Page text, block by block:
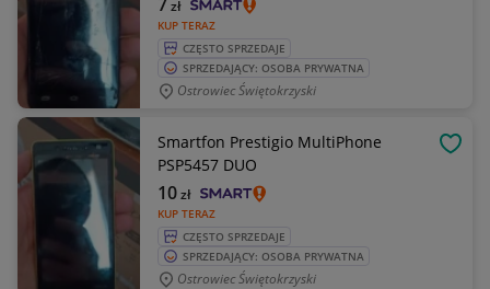
KUP TERAZ
zł
CZĘSTO SPRZEDAJE
SPRZEDAJĄCY: OSOBA PRYWATNA
Ostrowiec Świętokrzyski
Smartfon Prestigio MultiPhone
PSP5457 DUO
KUP TERAZ
10zł
CZĘSTO SPRZEDAJE
SPRZEDAJĄCY: OSOBA PRYWATNA
Ostrowiec Świętokrzyski